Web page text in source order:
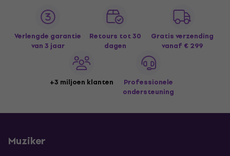
Verlengde garantie
van 3 jaar
Retours tot 30
dagen
Gratis verzending
vanaf € 299
+3 miljoen klanten
Professionele
ondersteuning
Muziker